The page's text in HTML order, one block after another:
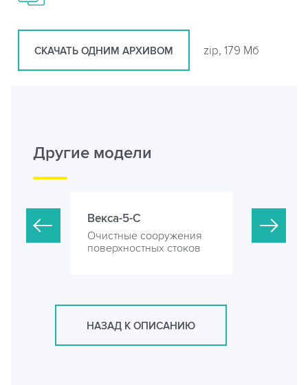
СКАЧАТЬ ОДНИМ АРХИВОМ zip, 179 Мб
Другие модели
Векса-5-С
Очистные сооружения
поверхностных стоков
Векса-10-С
Очистные
НАЗАД К ОПИСАНИЮ